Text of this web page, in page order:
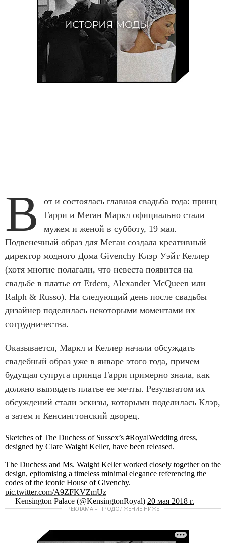
В
от и состоялась главная свадьба года: принц
Гарри и Меган Маркл официально стали
мужем и женой в субботу, 19 мая.
Подвенечный образ для Меган создала креативный
директор модного Дома Givenchy Клэр Уэйт Келлер
(хотя многие полагали, что невеста появится на
свадьбе в платье от Erdem, Alexander McQueen или
Ralph & Russo). На следующий день после свадьбы
дизайнер поделилась некоторыми моментами их
сотрудничества.
Оказывается, Маркл и Келлер начали обсуждать
свадебный образ уже в январе этого года, причем
будущая супруга принца Гарри примерно знала, как
должно выглядеть платье ее мечты. Результатом их
обсуждений стали эскизы, которыми поделилась Клэр,
а затем и Кенсингтонский дворец.
Sketches of The Duchess of Sussex’s #RoyalWedding dress,
designed by Clare Waight Keller, have been released.
The Duchess and Ms. Waight Keller worked closely together on the
design, epitomising a timeless minimal elegance referencing the
codes of the iconic House of Givenchy.
pic.twitter.com/A9ZFKVZmUz
— Kensington Palace (@KensingtonRoyal) 20 мая 2018 г.
РЕКЛАМА – ПРОДОЛЖЕНИЕ НИЖЕ